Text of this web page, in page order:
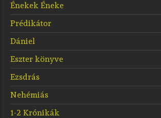
Énekek Éneke
Prédikátor
Dániel
Eszter könyve
Ezsdrás
Nehémiás
1-2 Krónikák